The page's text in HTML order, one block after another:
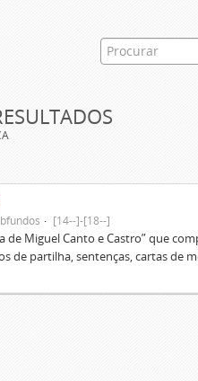
[14--]-[18--]
de Miguel Canto e Castro” que
de partilha, sentenças, cartas de